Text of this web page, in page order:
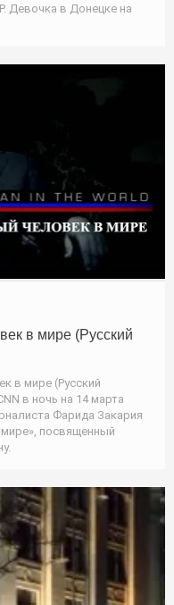
Девочка в Донецке на
в мире (Русский
в мире (Русский
в ночь на 14 марта
Фарида Закария
посвященный